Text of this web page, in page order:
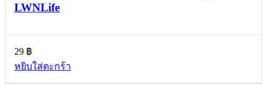
LWNLife
29 ฿
หยิบใส่ตะกร้า